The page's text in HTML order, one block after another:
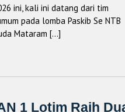
ini, kali ini datang dari tim
pada lomba Paskib Se NTB
Mataram […]
1 Lotim Raih